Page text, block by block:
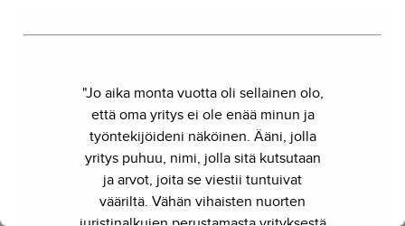
Tekijänoikeuksien laillista
valvontaa vai kiristystä?
Herkko Hietanen - 28.4.2015
"Jo aika monta vuotta oli sellainen olo,
että oma yritys ei ole enää minun ja
työntekijöideni näköinen. Ääni, jolla
yritys puhuu, nimi, jolla sitä kutsutaan
ja arvot, joita se viestii tuntuivat
vääriltä. Vähän vihaisten nuorten